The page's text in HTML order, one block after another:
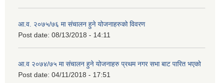
आ.व. २०७५/७६ मा संचालन हुने योजनाहरुको विवरण
Post date: 08/13/2018 - 14:11
आ.व २०७४/७५ मा संचालन हुने योजनाहरु प्रथम नगर सभा बाट पारित भएको
Post date: 04/11/2018 - 17:51